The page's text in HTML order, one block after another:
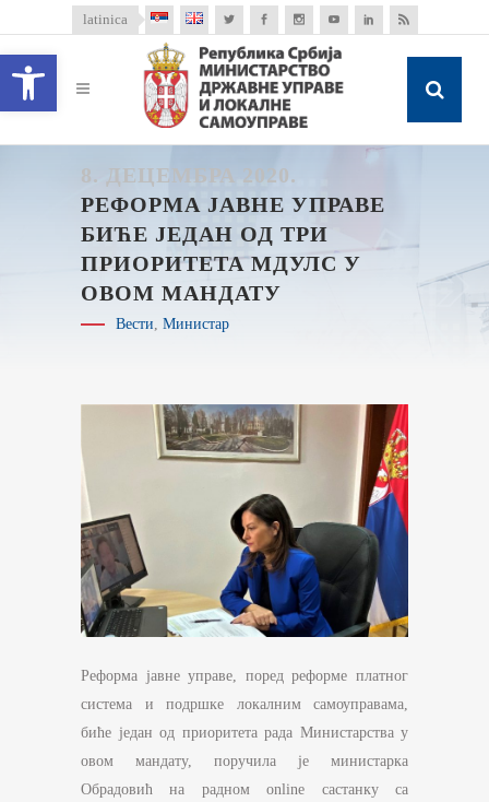
Open toolbar
latinica
8. ДЕЦЕМБРА 2020.
РЕФОРМА ЈАВНЕ УПРАВЕ
БИЋЕ ЈЕДАН ОД ТРИ
ПРИОРИТЕТА МДУЛС У
ОВОМ МАНДАТУ
Вести, Министар
Реформа јавне управе, поред реформе платног
система и подршке локалним самоуправама,
биће један од приоритета рада Министарства у
овом мандату, поручила је министарка
Обрадовић на радном online састанку са